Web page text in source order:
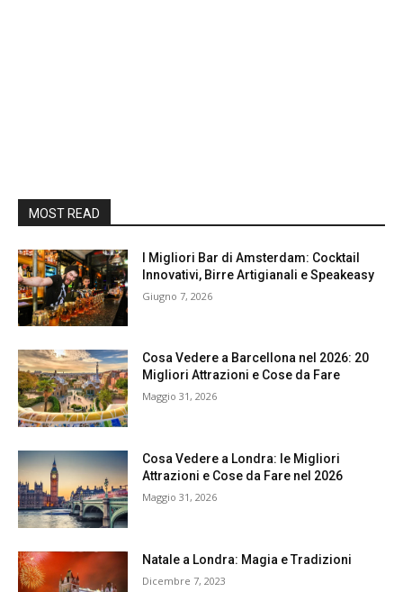
MOST READ
I Migliori Bar di Amsterdam: Cocktail
Innovativi, Birre Artigianali e Speakeasy
Giugno 7, 2026
Cosa Vedere a Barcellona nel 2026: 20
Migliori Attrazioni e Cose da Fare
Maggio 31, 2026
Cosa Vedere a Londra: le Migliori
Attrazioni e Cose da Fare nel 2026
Maggio 31, 2026
Natale a Londra: Magia e Tradizioni
Dicembre 7, 2023